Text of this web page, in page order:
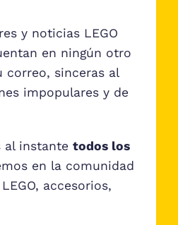
y noticias LEGO
en ningún otro
sinceras al
impopulares y de
al instante todos los
en la comunidad
accesorios,